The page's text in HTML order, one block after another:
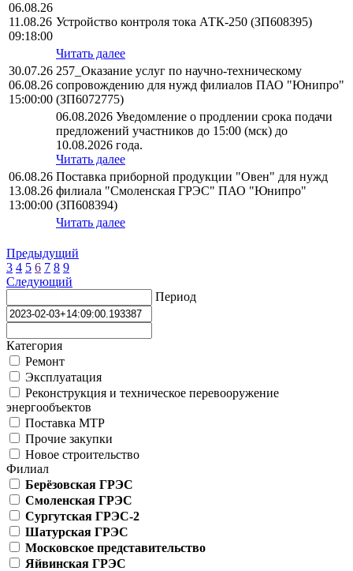
06.08.26
11.08.26
09:18:00
Устройство контроля тока АТК-250 (ЗП608395)
Читать далее
30.07.26
06.08.26
15:00:00
257_Оказание услуг по научно-техническому
сопровождению для нужд филиалов ПАО "Юнипро"
(ЗП6072775)
06.08.2026 Уведомление о продлении срока подачи
предложений участников до 15:00 (мск) до
10.08.2026 года.
Читать далее
06.08.26
13.08.26
13:00:00
Поставка приборной продукции "Овен" для нужд
филиала "Смоленская ГРЭС" ПАО "Юнипро"
(ЗП608394)
Читать далее
Предыдущий
3 4 5 6 7 8 9
Следующий
Период
Категория
Ремонт
Эксплуатация
Реконструкция и техническое перевооружение
энергообъектов
Поставка МТР
Прочие закупки
Новое строительство
Филиал
Берёзовская ГРЭС
Смоленская ГРЭС
Сургутская ГРЭС-2
Шатурская ГРЭС
Московское представительство
Яйвинская ГРЭС